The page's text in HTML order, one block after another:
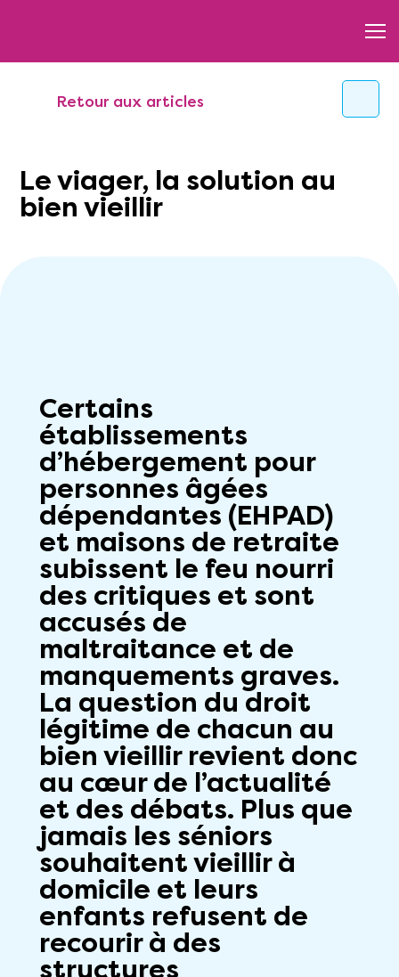
Retour aux articles
Le viager, la solution au
bien vieillir
Certains
établissements
d’hébergement pour
personnes âgées
dépendantes (EHPAD)
et maisons de retraite
subissent le feu nourri
des critiques et sont
accusés de
maltraitance et de
manquements graves.
La question du droit
légitime de chacun au
bien vieillir revient donc
au cœur de l’actualité
et des débats. Plus que
jamais les séniors
souhaitent vieillir à
domicile et leurs
enfants refusent de
recourirà des
structures